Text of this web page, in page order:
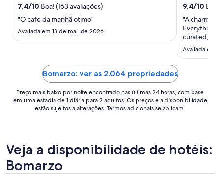
ago.
a
de
ago..
7,4/10 Boa! (163 avaliações)
"O cafe da manhã otimo"
Avaliada em 13 de mai. de 2026
9,4/10
"A
Everything
curated,
Avaliada em
Bomarzo: ver as 2.064 propriedades
Preço mais baixo por noite encontrado nas últimas 24 horas, com base
em uma estadia de 1 diária para 2 adultos. Os preços e a disponibilidade
estão sujeitos a alterações. Termos adicionais se aplicam.
Veja a disponibilidade de hotéis:
Bomarzo